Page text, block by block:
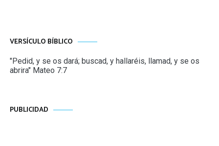
VERSÍCULO BÍBLICO
"Pedid, y se os dará; buscad, y hallaréis, llamad, y se os
abrira" Mateo 7:7
PUBLICIDAD